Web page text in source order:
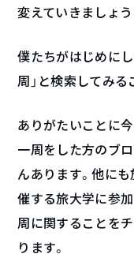
変えていきましょう
僕たちがはじめに
周」と検索してみる
ありがたいことに
一周をした方のブ
んあります。他に
催する旅大学に参
周に関することを
ります。